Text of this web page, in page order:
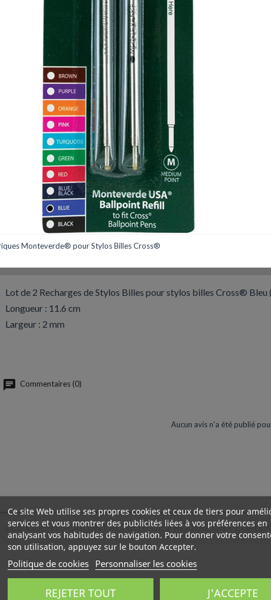
Lot de 2 Recharges de Stylos Billes pour stylos billes Cross® Bleu
Longueur : 11.6 cm
Largeur : 2 mm
Commentaires (0)
Aucun avis n'a été publié
LES CLIENTS QUI ONT ACHETÉ CE PRODUIT ONT
Monteverde® pour Stylos Billes Cross®
Ce site Web utilise ses propres cookies et ceux de tiers pour
services et vous montrer des publicités liées à vos préférences en
analysant vos habitudes de navigation. Pour donner votre
son utilisation, appuyez sur le bouton Accepter.
Politique de cookies Personnaliser les cookies
REJETER TOUT J'ACCEPTE